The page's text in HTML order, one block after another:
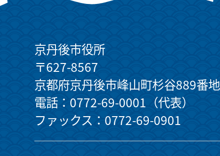
京丹後市役所
〒627-8567
京都府京丹後市峰山町杉谷889番地
電話：0772-69-0001（代表）
ファックス：0772-69-0901